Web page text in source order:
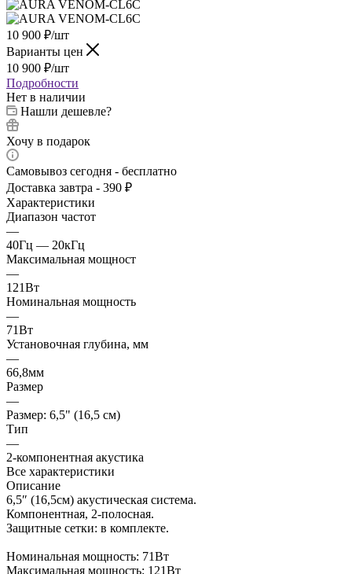
10 900 ₽/шт
Варианты цен
10 900 ₽/шт
Подробности
Нет в наличии
Нашли дешевле?
Хочу в подарок
Самовывоз сегодня - бесплатно
Доставка завтра - 390 ₽
Характеристики
Диапазон частот
—
40Гц — 20кГц
Максимальная мощност
—
121Вт
Номинальная мощность
—
71Вт
Установочная глубина, мм
—
66,8мм
Размер
—
Размер: 6,5" (16,5 см)
Тип
—
2-компонентная акустика
Все характеристики
Описание
6,5″ (16,5см) акустическая система.
Компонентная, 2-полосная.
Защитные сетки: в комплекте.
Номинальная мощность: 71Вт
Максимальная мощность: 121Вт